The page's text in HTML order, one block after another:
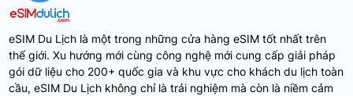
eSIM Du Lịch là một trong những cửa hàng eSIM tốt nhất trên
thế giới. Xu hướng mới cùng công nghệ mới cung cấp giải pháp
gói dữ liệu cho 200+ quốc gia và khu vực cho khách du lịch toàn
cầu, eSIM Du Lịch không chỉ là trải nghiệm mà còn là niềm cảm